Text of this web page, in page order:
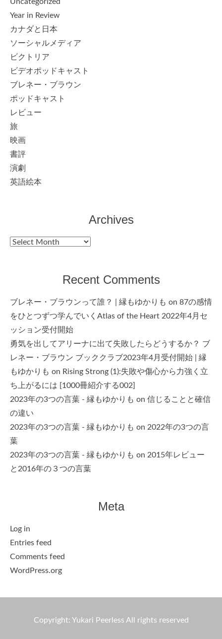
Year in Review
カナダと日本
ソーシャルメディア
ビクトリア
ビデオポッドキャスト
ブレネー・ブラウン
ポッドキャスト
レビュー
旅
映画
書評
演劇
英語絵本
Archives
Archives
Recent Comments
ブレネー・ブラウンって誰？ | 縁もゆかりも on 87の感情
をひとつずつ学んでいくAtlas of the Heart 2022年4月セ
ッション受付開始
勇気を出してアリーナに出て失敗したらどうするか？ ブ
レネー・ブラウン ブッククラブ2023年4月受付開始 | 縁
もゆかりも on Rising Strong (1):失敗や傷心から力強く立
ち上がるには [1000冊紹介する002]
2023年の3つの言葉 - 縁もゆかりも on 信じることと確信
の違い
2023年の3つの言葉 - 縁もゆかりも on 2022年の3つの言
葉
2023年の3つの言葉 - 縁もゆかりも on 2015年レビュー
と2016年の３つの言葉
Meta
Log in
Entries feed
Comments feed
WordPress.org
Copyright: Yukari Peerless All rights reserved